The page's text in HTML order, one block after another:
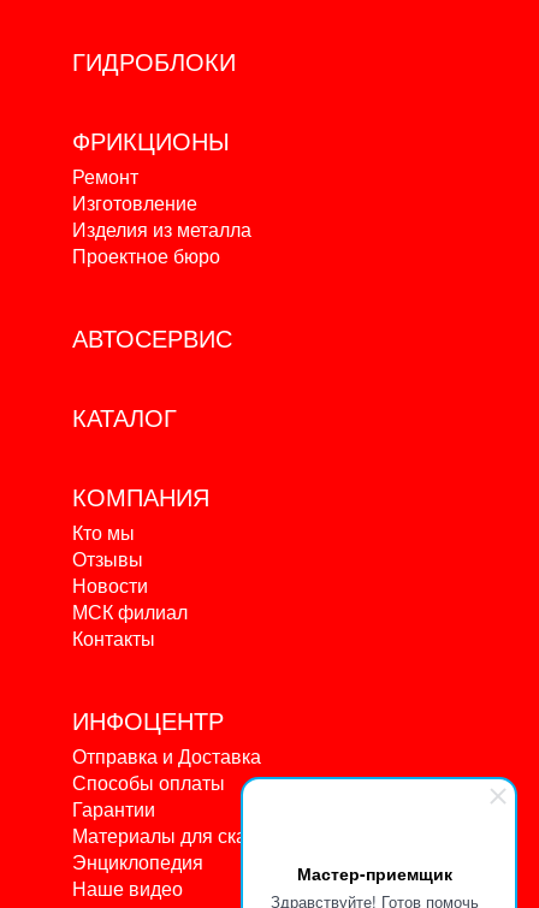
Мастер-приемщик
Здравствуйте! Готов помочь
ГИДРОБЛОКИ
ФРИКЦИОНЫ
Ремонт
Изготовление
Изделия из металла
Проектное бюро
АВТОСЕРВИС
КАТАЛОГ
КОМПАНИЯ
Кто мы
Отзывы
Новости
МСК филиал
Контакты
ИНФОЦЕНТР
Отправка и Доставка
Способы оплаты
Гарантии
Материалы для скачивания
Энциклопедия
Наше видео